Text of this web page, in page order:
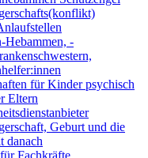
Hebammen, -
für Kinder psychisch
Eltern
Geburt und die
danach
Fachkräfte